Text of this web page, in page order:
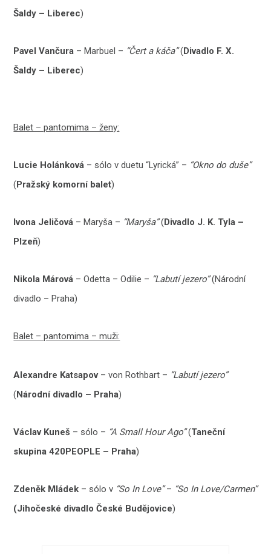
Šaldy – Liberec)
Pavel Vančura – Marbuel – “Čert a káča”(Divadlo F. X.
Šaldy – Liberec)
Balet – pantomima – ženy:
Lucie Holánková – sólo v duetu “Lyrická” – “Okno do duše”
(Pražský komorní balet)
Ivona Jeličová – Maryša – “Maryša”(Divadlo J. K. Tyla –
Plzeň)
Nikola Márová – Odetta – Odilie – “Labutí jezero”(Národní
divadlo – Praha)
Balet – pantomima – muži:
Alexandre Katsapov– von Rothbart – “Labutí jezero”
(Národní divadlo – Praha)
Václav Kuneš – sólo – “A Small Hour Ago”(Taneční
skupina 420PEOPLE – Praha)
Zdeněk Mládek – sólo v “So In Love”– “So In Love/Carmen”
(Jihočeské divadlo České Budějovice)